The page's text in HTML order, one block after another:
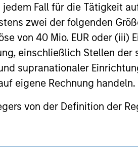
Fall für die Tätigkeit
zwei der folgenden
von 40 Mio. EUR oder (iii)
einschließlich Stellen
supranationaler
eigene Rechnung handeln.
von der Definition der
contained herein does not
to buy any securities in any
laws of such jurisdiction.
including additional risk